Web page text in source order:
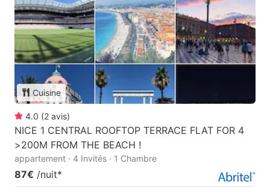
Cuisine
4.0 (2 avis)
NICE 1 CENTRAL ROOFTOP TERRACE FLAT FOR 4
>200M FROM THE BEACH !
appartement · 4 Invités · 1 Chambre
87€ /nuit*